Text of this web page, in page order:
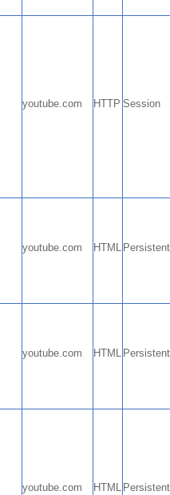
youtube.com HTTP Session
youtube.com HTML Persistent
youtube.com HTML Persistent
youtube.com HTML Persistent